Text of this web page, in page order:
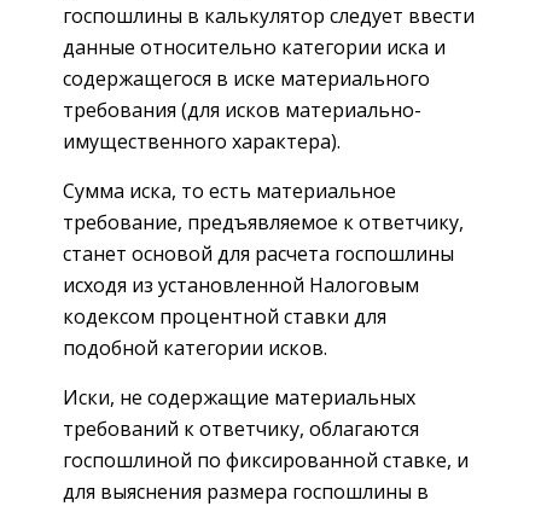
госпошлины в калькулятор следует ввести
данные относительно категории иска и
содержащегося в иске материального
требования (для исков материально-
имущественного характера).
Сумма иска, то есть материальное
требование, предъявляемое к ответчику,
станет основой для расчета госпошлины
исходя из установленной Налоговым
кодексом процентной ставки для
подобной категории исков.
Иски, не содержащие материальных
требований к ответчику, облагаются
госпошлиной по фиксированной ставке, и
для выяснения размера госпошлины в